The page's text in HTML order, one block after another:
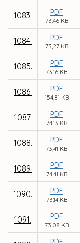
1083. PDF
73,46 KB
1084. PDF
73,27 KB
1085. PDF
73,16 KB
1086. PDF
154,81 KB
1087. PDF
74,13 KB
1088. PDF
73,41 KB
1089. PDF
74,41 KB
1090. PDF
73,14 KB
1091. PDF
73,08 KB